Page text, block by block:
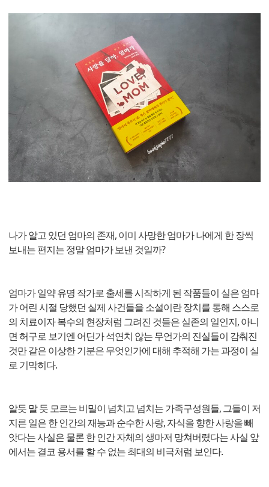
나가 알고 있던 엄마의 존재, 이미 사망한 엄마가 나에게 한 장씩
보내는 편지는 정말 엄마가 보낸 것일까?
엄마가 일약 유명 작가로 출세를 시작하게 된 작품들이 실은 엄마
가 어린 시절 당했던 실제 사건들을 소설이란 장치를 통해 스스로
의 치료이자 복수의 현장처럼 그려진 것들은 실존의 일인지, 아니
면 허구로 보기엔 어딘가 석연치 않는 무언가의 진실들이 감춰진
것만 같은 이상한 기분은 무엇인가에 대해 추적해 가는 과정이 실
로 기막히다.
알듯 말 듯 모르는 비밀이 넘치고 넘치는 가족구성원들, 그들이 저
지른 일은 한 인간의 재능과 순수한 사랑, 자식을 향한 사랑을 빼
앗다는 사실은 물론 한 인간 자체의 생마저 망쳐버렸다는 사실 앞
에서는 결코 용서를 할 수 없는 최대의 비극처럼 보인다.